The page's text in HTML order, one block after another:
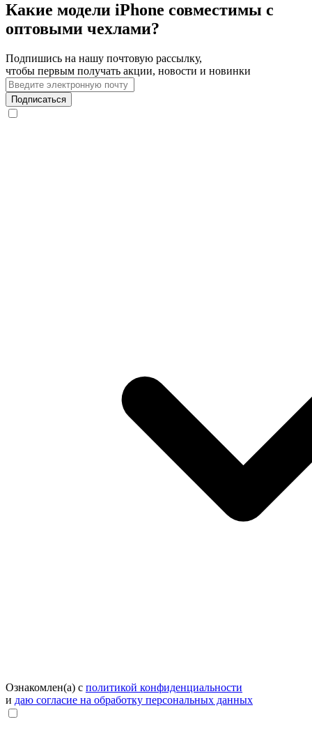
Какие модели iPhone совместимы с
оптовыми чехлами?
Подпишись на нашу почтовую рассылку,
чтобы первым получать акции, новости и новинки
Подписаться
Ознакомлен(а) с политикой конфиденциальности
и даю согласие на обработку персональных данных